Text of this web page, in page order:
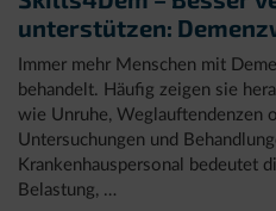
unterstützen:
Immer mehr Menschen mit
behandelt. Häufig zeigen sie
wie Unruhe, Weglauftendenzen
Untersuchungen und
Krankenhauspersonal bedeutet
Belastung, …